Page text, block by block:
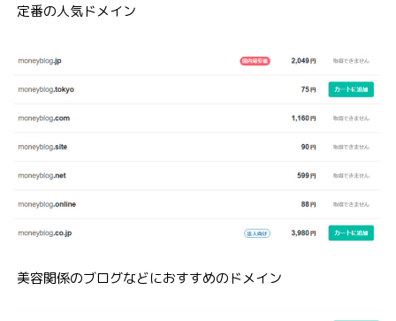
定番の人気ドメイン
美容関係のブログなどにおすすめのドメイン